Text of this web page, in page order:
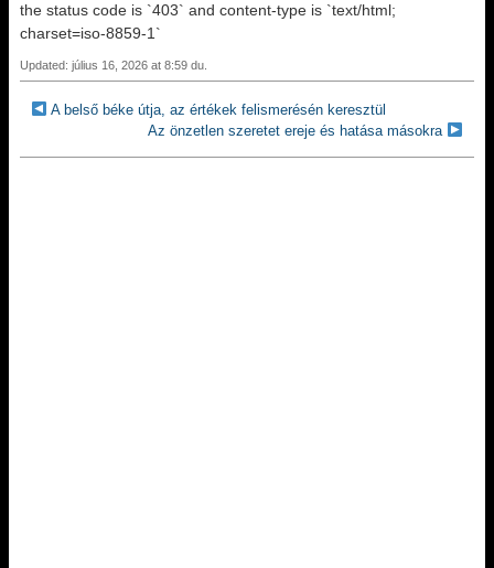
the status code is `403` and content-type is `text/html;
charset=iso-8859-1`
Updated: július 16, 2026 at 8:59 du.
A belső béke útja, az értékek felismerésén keresztül
Az önzetlen szeretet ereje és hatása másokra